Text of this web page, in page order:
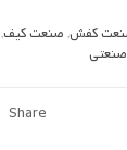
کفش, صنعت کیف,
صنعتی
Share